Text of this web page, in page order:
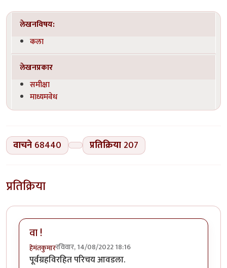
लेखनविषय:
कला
लेखनप्रकार
समीक्षा
माध्यमवेध
वाचने 68440 प्रतिक्रिया 207
प्रतिक्रिया
वा !
हेमंतकुमाररविवार, 14/08/2022 18:16
पूर्वग्रहविरहित परिचय आवडला.